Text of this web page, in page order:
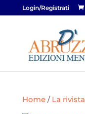
Login/Registrati
Home/ La rivista